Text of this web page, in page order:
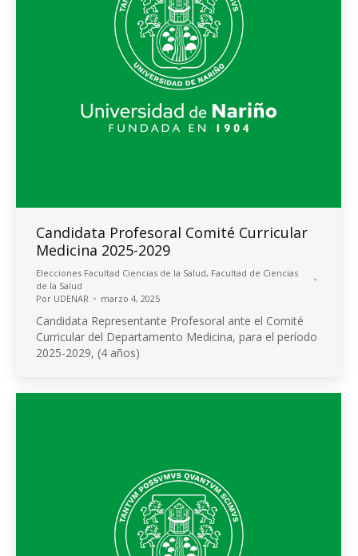
Candidata Profesoral Comité Curricular
Medicina 2025-2029
Elecciones Facultad Ciencias de la Salud, Facultad de Ciencias
de la Salud
Por UDENAR marzo 4, 2025
Candidata Representante Profesoral ante el Comité
Curricular del Departamento Medicina, para el período
2025-2029, (4 años)